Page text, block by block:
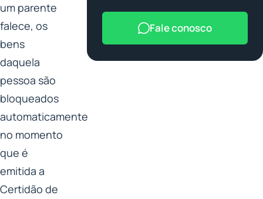
um parente
falece, os
bens
daquela
pessoa são
bloqueados
automaticamente
no momento
que é
emitida a
Certidão de
Fale conosco